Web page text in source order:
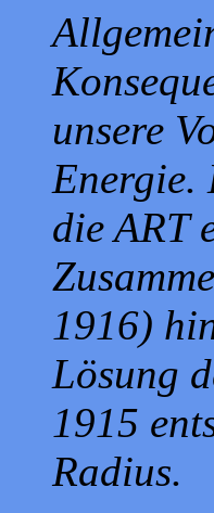
unsere
Energie.
die ART
1916)
Lösung
1915
Radius.